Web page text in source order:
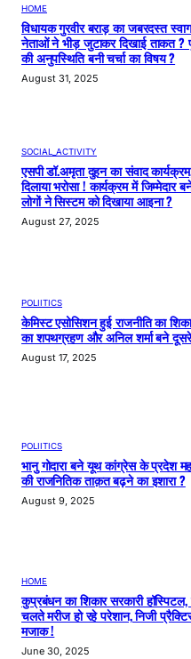
HOME
विधायक गुरवीर बराड़ का जबरदस्त
नेताओं ने भीड़ जुटाकर दिखाई ताकत ?
की अनुपस्थिति बनी चर्चा का विषय ?
August 31, 2025
SOCIAL_ACTIVITY
एसपी डॉ.अमृता दुहन का संवाद
दिलाया भरोसा ! कार्यक्रम में
लोगों ने सिस्टम को दिखाया आइना ?
August 27, 2025
POLIITICS
केमिस्ट एसोसिशन हुई राजनीति का
का शपथग्रहण और अनिल शर्मा बने
August 17, 2025
POLIITICS
भानु गोदारा बने यूथ कांग्रेस के प्रदेश
की राजनितिक ताक़त बढ़ने का इशारा ?
August 9, 2025
HOME
कुप्रबंधन का शिकार सरकारी
चलते मरीज हो रहे परेशान, निजी
मजाक !
June 30, 2025